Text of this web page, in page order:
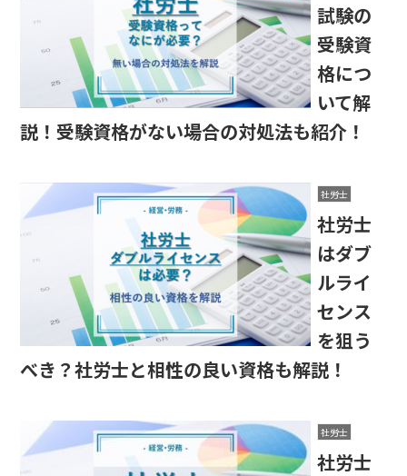
試験の
受験資
格につ
いて解
説！受験資格がない場合の対処法も紹介！
社労士
社労士
はダブ
ルライ
センス
を狙う
べき？社労士と相性の良い資格も解説！
社労士
社労士